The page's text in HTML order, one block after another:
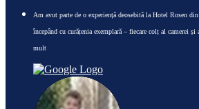
Am avut parte de o experiență deosebită la Hotel Rosen
începând cu curățenia exemplară – fiecare colț al camerei
mult